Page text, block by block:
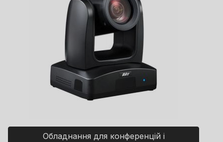
Обладнання для конференцій і